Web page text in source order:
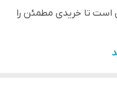
است تا خریدی مطمئن را